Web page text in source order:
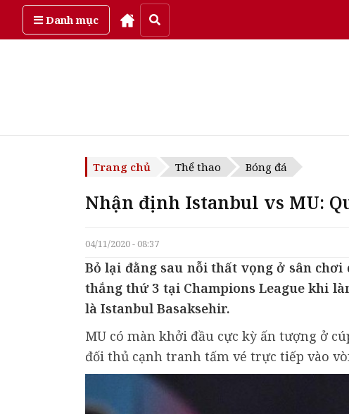
Danh mụcThứ bảy, ngày 8/08/2026
Trang chủ Thể thao Bóng đá
Nhận định Istanbul vs MU:
04/11/2020 - 08:37
Bỏ lại đằng sau nỗi thất vọng ở sân
thắng thứ 3 tại Champions League khi
là Istanbul Basaksehir.
MU có màn khởi đầu cực kỳ ấn tượng ở
đối thủ cạnh tranh tấm vé trực tiếp vào